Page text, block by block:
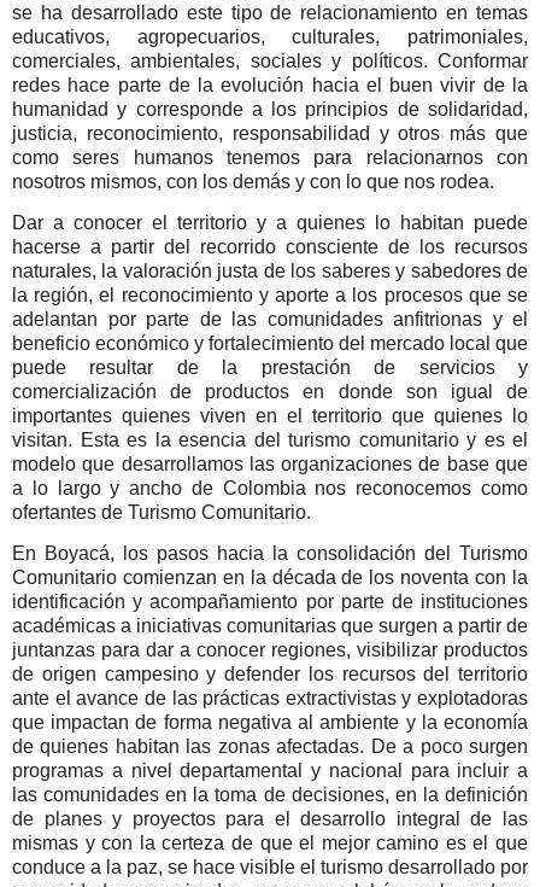
se ha desarrollado este tipo de relacionamiento en temas
educativos, agropecuarios, culturales, patrimoniales,
comerciales, ambientales, sociales y políticos. Conformar
redes hace parte de la evolución hacia el buen vivir de la
humanidad y corresponde a los principios de solidaridad,
justicia, reconocimiento, responsabilidad y otros más que
como seres humanos tenemos para relacionarnos con
nosotros mismos, con los demás y con lo que nos rodea.
Dar a conocer el territorio y a quienes lo habitan puede
hacerse a partir del recorrido consciente de los recursos
naturales, la valoración justa de los saberes y sabedores de
la región, el reconocimiento y aporte a los procesos que se
adelantan por parte de las comunidades anfitrionas y el
beneficio económico y fortalecimiento del mercado local que
puede resultar de la prestación de servicios y
comercialización de productos en donde son igual de
importantes quienes viven en el territorio que quienes lo
visitan. Esta es la esencia del turismo comunitario y es el
modelo que desarrollamos las organizaciones de base que
a lo largo y ancho de Colombia nos reconocemos como
ofertantes de Turismo Comunitario.
En Boyacá, los pasos hacia la consolidación del Turismo
Comunitario comienzan en la década de los noventa con la
identificación y acompañamiento por parte de instituciones
académicas a iniciativas comunitarias que surgen a partir de
juntanzas para dar a conocer regiones, visibilizar productos
de origen campesino y defender los recursos del territorio
ante el avance de las prácticas extractivistas y explotadoras
que impactan de forma negativa al ambiente y la economía
de quienes habitan las zonas afectadas. De a poco surgen
programas a nivel departamental y nacional para incluir a
las comunidades en la toma de decisiones, en la definición
de planes y proyectos para el desarrollo integral de las
mismas y con la certeza de que el mejor camino es el que
conduce a la paz, se hace visible el turismo desarrollado por